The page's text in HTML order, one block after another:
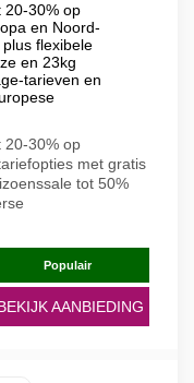
20-30% op
en Noord-
flexibele
en 23kg
tarieven en
20-30% op
met gratis
tot 50%
Populair
AANBIEDING